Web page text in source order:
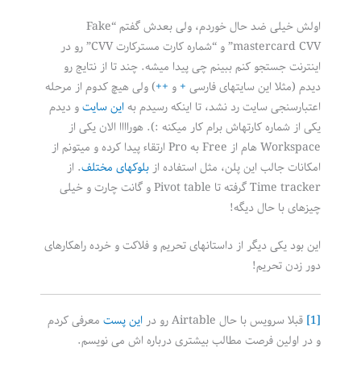
اولش خیلی ضد حال خوردم، ولی بعدش گفتم “Fake
mastercard CVV” و “شماره کارت مسترکارت CVV” رو در
اینترنت جستجو کنم ببینم چی پیدا میشه. چند تا از نتایج رو
دیدم (مثلا این سایتهای فارسی + و ++) ولی هیچ کدوم از مرحله
اعتبارسنجی سایت رد نشد، تا اینکه رسیدم به این سایتو دیدم
یکی از شماره کارتهاش برام کار میکنه :). هوراااا الان یکی از
Workspace هام از Free به Pro ارتقاء پیدا کرده و میتونم از
امکانات جالب این پلن، مثل استفاده ازبلوکهای مختلف. از
Time tracker گرفته تا Pivot table و گانت چارت و خیلی
چیزهای با حال دیگه!
این بود یکی دیگر از داستانهای تحریم و فلاکت و خرده راهکارهای
دور زدن تحریم!
[1] قبلا سرویس با حال Airtable رو در این پست معرفی کردم
و در اولین فرصت مطالب بیشتری درباره اش می نویسم.